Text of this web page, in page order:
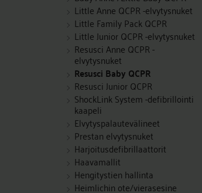
Little Anne QCPR -elvytysnuket
Little Family Pack QCPR
Little Junior QCPR -elvytysnuket
Resusci Anne QCPR -
elvytysnuket
Resusci Baby QCPR
Resusci Junior QCPR
ShockLink System -defibrillointi
kaapeli
Elvytyspalautevälineet
Prestan elvytysnuket
Harjoitusdefibrillaattorit
Haavamallit
Hengitystien hallinta
Heimlichin ote/vierasesine